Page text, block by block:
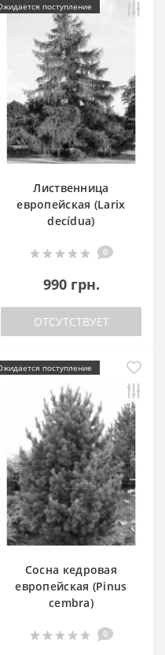
поступление
Лиственница
европейская (Larix
decídua)
0
990 грн.
ОТСУТСТВУЕТ
поступление
Сосна кедровая
европейская (Pinus
cembra)
0